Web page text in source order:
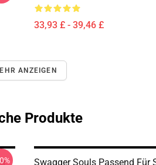
33,93 £ - 39,46 £
ANZEIGEN
Produkte
Swagger Souls Passend Für